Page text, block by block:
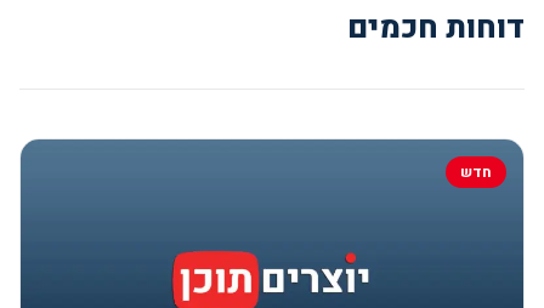
דוחות חכמים
חדש